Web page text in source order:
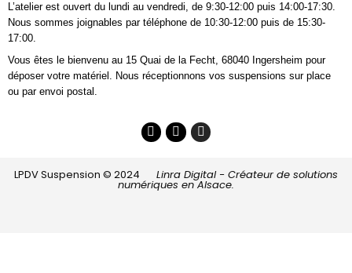
L’atelier est ouvert du lundi au vendredi, de 9:30-12:00 puis 14:00-17:30.
Nous sommes joignables par téléphone de 10:30-12:00 puis de 15:30-
17:00.
Vous êtes le bienvenu au 15 Quai de la Fecht, 68040 Ingersheim pour
déposer votre matériel. Nous réceptionnons vos suspensions sur place
ou par envoi postal.
LPDV Suspension © 2024 Linra Digital - Créateur de solutions
numériques en Alsace.